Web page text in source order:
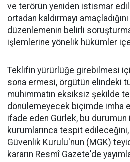
ve terörün yeniden istismar
ortadan kaldırmayı
düzenlemenin belirli
işlemlerine yönelik hükümler
Teklifin yürürlüğe girebilmesi
sona ermesi, örgütün elindeki
mühimmatın eksiksiz şekilde
dönülemeyecek biçimde imha
ifade eden Gürlek, bu
kurumlarınca tespit edileceğini,
Güvenlik Kurulu'nun (MGK)
kararın Resmî Gazete'de